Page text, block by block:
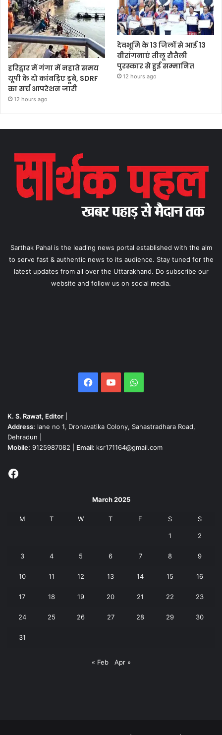
हरिद्वार में गंगा में नहाते समय
यूपी के दो कांवड़िए डूबे, SDRF
का सर्च आपरेशन जारी
12 hours ago
देवभूमि के 13 जिलों से आई 13
वीरांगनाएं तीलू रौतैली
पुरस्कार से हुई सम्मानित
12 hours ago
Sarthak Pahal is the leading news portal established with the aim
to serve fast & authentic news to its audience. Stay tuned for the
latest updates from all over the Uttarakhand. Do subscribe our
website and follow us on social media.
Facebook
YouTubeWhatsApp
K. S. Rawat, Editor
Address: lane no 1, Dronavatika Colony, Sahastradhara Road,
Dehradun |
Mobile: 9125987082 | Email: ksr171164@gmail.com
Facebook
March 2025
M T W T F S S
1 2
3 4 5 6 7 8 9
10 11 12 13 14 15 16
17 18 19 20 21 22 23
24 25 26 27 28 29 30
31
« Feb Apr »